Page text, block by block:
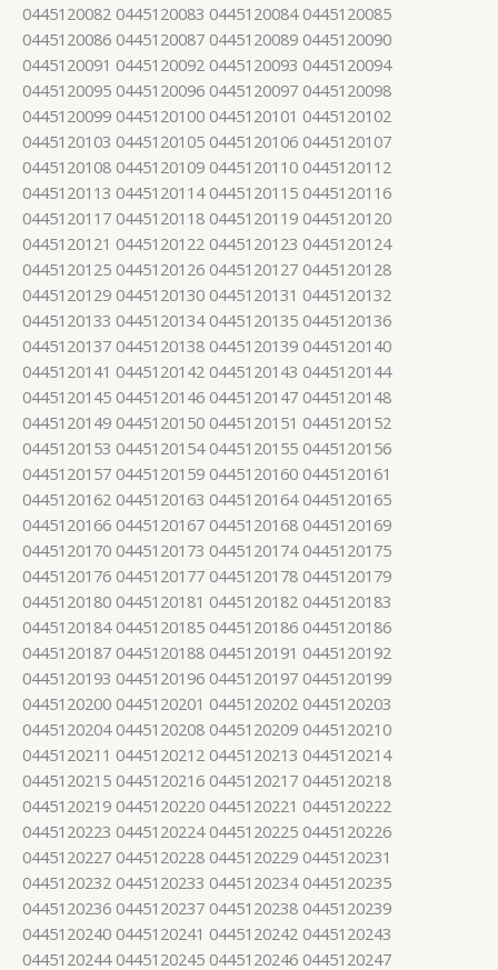
0445120082 0445120083 0445120084 0445120085
0445120086 0445120087 0445120089 0445120090
0445120091 0445120092 0445120093 0445120094
0445120095 0445120096 0445120097 0445120098
0445120099 0445120100 0445120101 0445120102
0445120103 0445120105 0445120106 0445120107
0445120108 0445120109 0445120110 0445120112
0445120113 0445120114 0445120115 0445120116
0445120117 0445120118 0445120119 0445120120
0445120121 0445120122 0445120123 0445120124
0445120125 0445120126 0445120127 0445120128
0445120129 0445120130 0445120131 0445120132
0445120133 0445120134 0445120135 0445120136
0445120137 0445120138 0445120139 0445120140
0445120141 0445120142 0445120143 0445120144
0445120145 0445120146 0445120147 0445120148
0445120149 0445120150 0445120151 0445120152
0445120153 0445120154 0445120155 0445120156
0445120157 0445120159 0445120160 0445120161
0445120162 0445120163 0445120164 0445120165
0445120166 0445120167 0445120168 0445120169
0445120170 0445120173 0445120174 0445120175
0445120176 0445120177 0445120178 0445120179
0445120180 0445120181 0445120182 0445120183
0445120184 0445120185 0445120186 0445120186
0445120187 0445120188 0445120191 0445120192
0445120193 0445120196 0445120197 0445120199
0445120200 0445120201 0445120202 0445120203
0445120204 0445120208 0445120209 0445120210
0445120211 0445120212 0445120213 0445120214
0445120215 0445120216 0445120217 0445120218
0445120219 0445120220 0445120221 0445120222
0445120223 0445120224 0445120225 0445120226
0445120227 0445120228 0445120229 0445120231
0445120232 0445120233 0445120234 0445120235
0445120236 0445120237 0445120238 0445120239
0445120240 0445120241 0445120242 0445120243
0445120244 0445120245 0445120246 0445120247